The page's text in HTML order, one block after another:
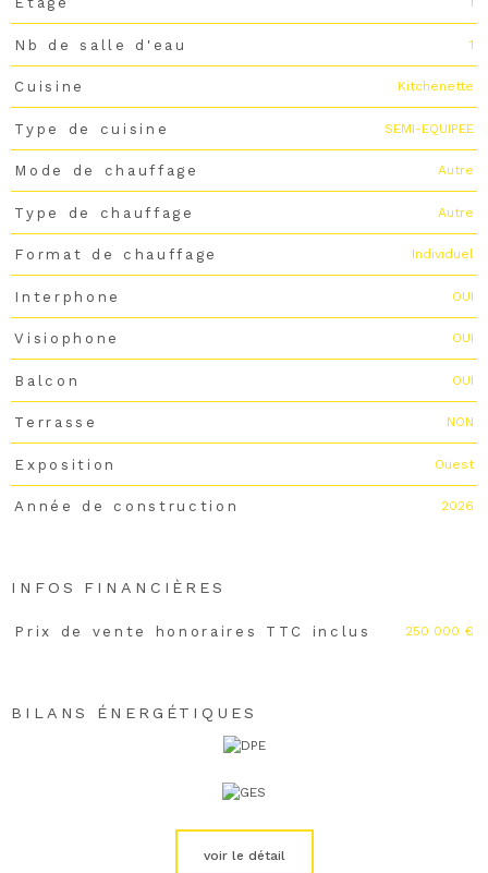
Nb de salle d'eau 1
Cuisine Kitchenette
Type de cuisine SEMI-EQUIPEE
Mode de chauffage Autre
Type de chauffage Autre
Format de chauffage Individuel
Interphone OUI
Visiophone OUI
Balcon OUI
Terrasse NON
Exposition Ouest
Année de construction 2026
INFOS FINANCIÈRES
Caractéristiques Valeurs
Prix de vente honoraires TTC inclus 250 000 €
BILANS ÉNERGÉTIQUES
voir le détail